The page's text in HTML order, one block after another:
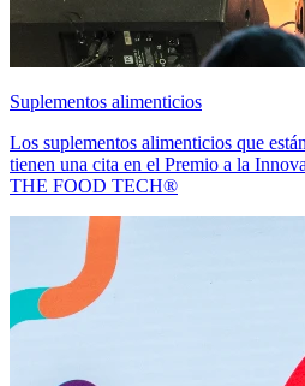
Suplementos alimenticios
Los suplementos alimenticios que
tienen una cita en el Premio a la
THE FOOD TECH®